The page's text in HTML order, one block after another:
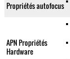
Propriétés autofocus
APN Propriétés
Hardware